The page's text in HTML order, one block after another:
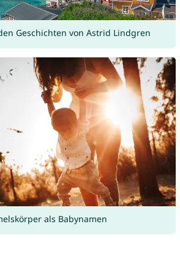
Geschichten von Astrid Lindgren
als Babynamen